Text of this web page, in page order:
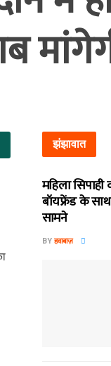
झंझावात
महिला
बॉयफ्रेंड के
सामने
BY हवाबाज़